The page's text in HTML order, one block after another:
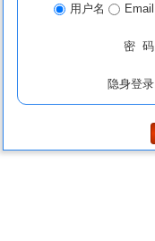
用户名 Email
密 码
隐身登录